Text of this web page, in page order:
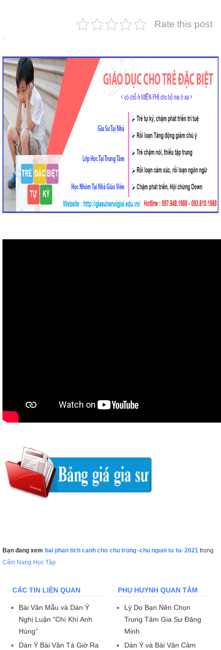
Rate this post
Bạn đang xem bai phan tich canh cho chu trong -chu nguoi tu tu- 2021 trong
Cẩm Nang Học Tập
CÁC TIN LIÊN QUAN
Bài Văn Mẫu và Dàn Ý
Nghị Luận “Chí Khí Anh
Hùng”
Dàn Ý Bài Văn Tả Giờ Ra
PHỤ HUYNH QUAN TÂM
Lý Do Bạn Nên Chọn
Trung Tâm Gia Sư Đăng
Minh
Dàn Ý và Bài Văn Cảm